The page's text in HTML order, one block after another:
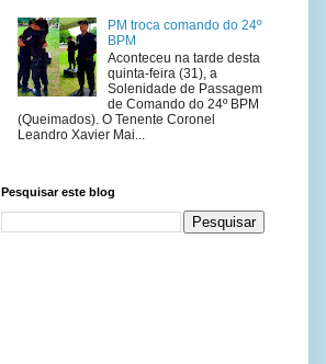
PM troca comando do 24º
BPM
Aconteceu na tarde desta
quinta-feira (31), a
Solenidade de Passagem
de Comando do 24º BPM
(Queimados). O Tenente Coronel
Leandro Xavier Mai...
Pesquisar este blog